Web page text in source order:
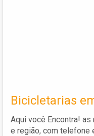
Bicicletarias
Aqui você Encontra! as
e região, com telefone